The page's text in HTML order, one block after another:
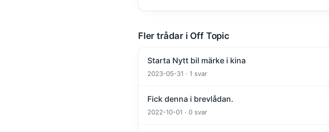
Fler trådar i Off Topic
Starta Nytt bil märke i kina
2023-05-31 · 1 svar
Fick denna i brevlådan.
2022-10-01 · 0 svar